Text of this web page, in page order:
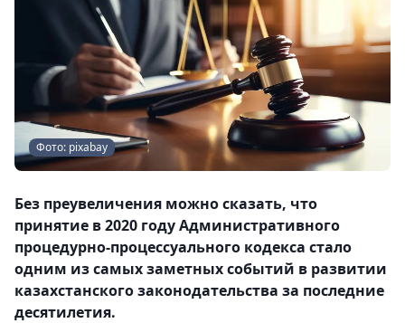
Фото: pixabay
Без преувеличения можно сказать, что
принятие в 2020 году Административного
процедурно-процессуального кодекса стало
одним из самых заметных событий в развитии
казахстанского законодательства за последние
десятилетия.